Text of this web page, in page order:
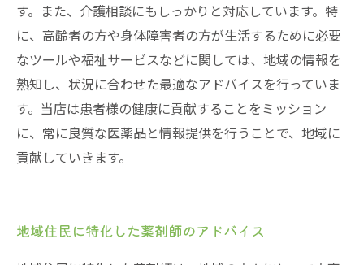
す。また、介護相談にもしっかりと対応しています。特
に、高齢者の方や身体障害者の方が生活するために必要
なツールや福祉サービスなどに関しては、地域の情報を
熟知し、状況に合わせた最適なアドバイスを行っていま
す。当店は患者様の健康に貢献することをミッション
に、常に良質な医薬品と情報提供を行うことで、地域に
貢献していきます。
地域住民に特化した薬剤師のアドバイス